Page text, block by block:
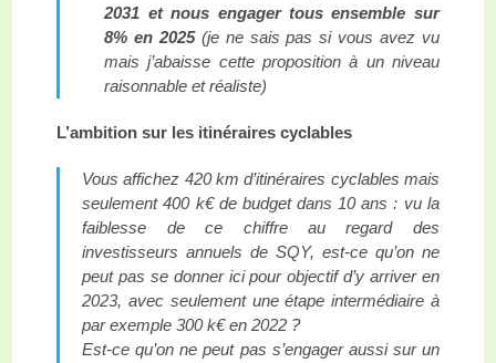
2031 et nous engager tous ensemble sur
8% en 2025(je ne sais pas si vous avez vu
mais j’abaisse cette proposition à un niveau
raisonnable et réaliste)
L’ambition sur les itinéraires cyclables
Vous affichez 420 km d’itinéraires cyclables mais
seulement 400 k€ de budget dans 10 ans : vu la
faiblesse de ce chiffre au regard des
investisseurs annuels de SQY, est-ce qu’on ne
peut pas se donner ici pour objectif d’y arriver en
2023, avec seulement une étape intermédiaire à
par exemple 300 k€ en 2022 ?
Est-ce qu’on ne peut pas s’engager aussi sur un